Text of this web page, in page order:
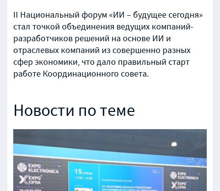
II Национальный форум «ИИ – будущее сегодня»
стал точкой объединения ведущих компаний-
разработчиков решений на основе ИИ и
отраслевых компаний из совершенно разных
сфер экономики, что дало правильный старт
работе Координационного совета.
Новости по теме